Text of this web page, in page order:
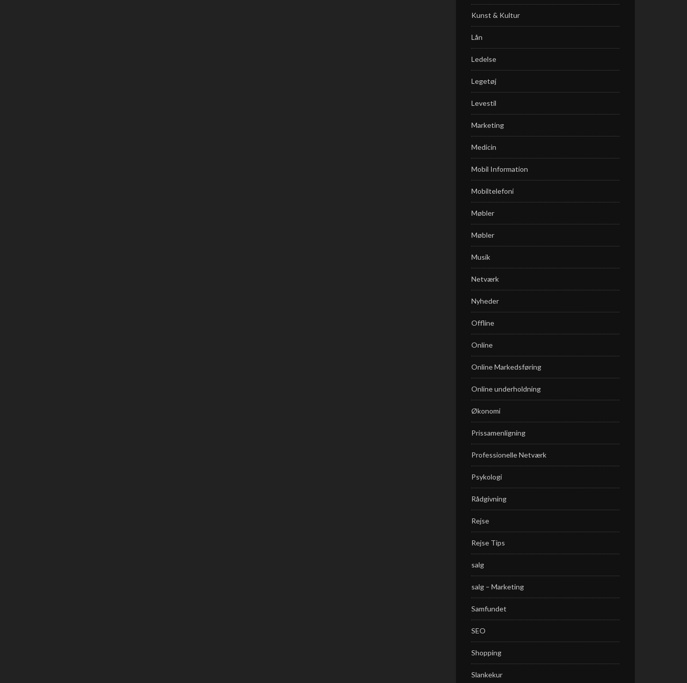
Kunst & Kultur
Lån
Ledelse
Legetøj
Levestil
Marketing
Medicin
Mobil Information
Mobiltelefoni
Møbler
Møbler
Musik
Netværk
Nyheder
Offline
Online
Online Markedsføring
Online underholdning
Økonomi
Prissamenligning
Professionelle Netværk
Psykologi
Rådgivning
Rejse
Rejse Tips
salg
salg – Marketing
Samfundet
SEO
Shopping
Slankekur